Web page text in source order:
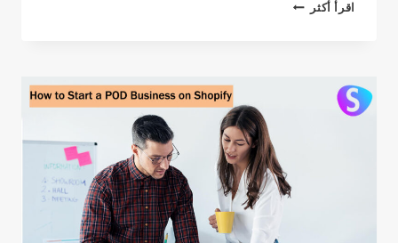
اقرأ أكثر
DROPSHIPPING